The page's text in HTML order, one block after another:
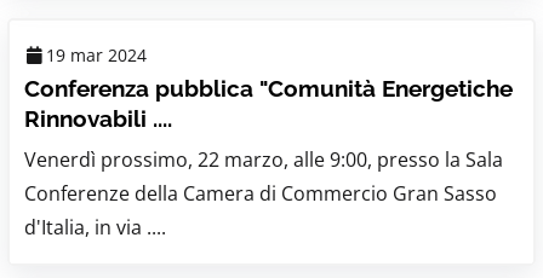
19 mar 2024
Conferenza pubblica "Comunità Energetiche
Rinnovabili ....
Venerdì prossimo, 22 marzo, alle 9:00, presso la Sala
Conferenze della Camera di Commercio Gran Sasso
d'Italia, in via ....